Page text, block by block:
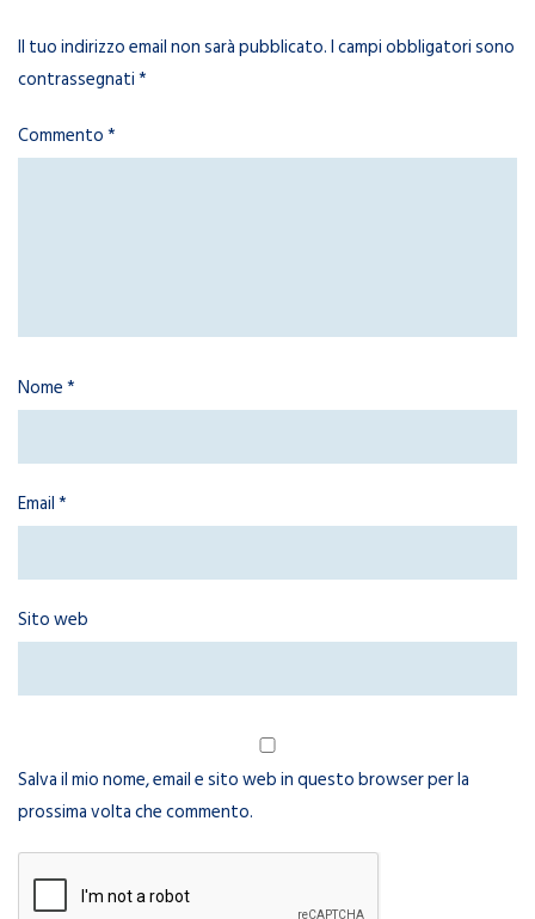
Il tuo indirizzo email non sarà pubblicato.I campi obbligatori sono
contrassegnati*
Commento*
Nome*
Email*
Sito web
Salva il mio nome, email e sito web in questo browser per la
prossima volta che commento.